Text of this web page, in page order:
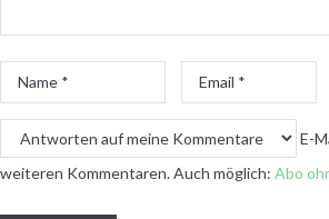
Name
*
Email
*
E-
weiteren Kommentaren. Auch möglich: Abo